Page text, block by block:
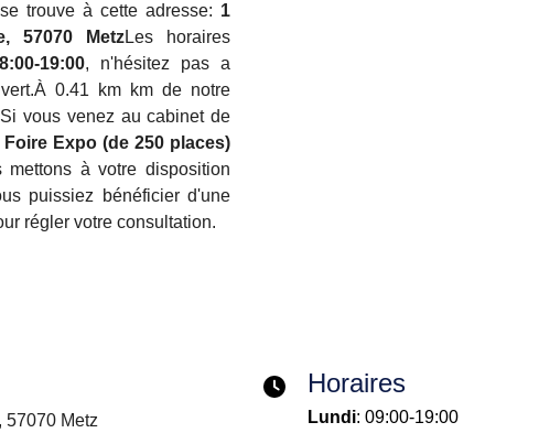
trouve à cette adresse: 1
57070 MetzLes horaires
19:00, n'hésitez pas a
0.41 km km de notre
vous venez au cabinet de
Foire Expo (de 250 places)
à votre disposition
puissiez bénéficier d'une
régler votre consultation.
57070 Metz
Horaires
Lundi: 09:00-19:00